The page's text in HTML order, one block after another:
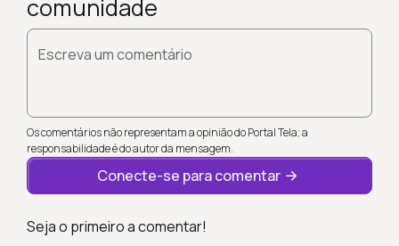
comunidade
Escreva um comentário
Os comentários não representam a opinião do Portal Tela; a
responsabilidade é do autor da mensagem.
Conecte-se para comentar
Seja o primeiro a comentar!